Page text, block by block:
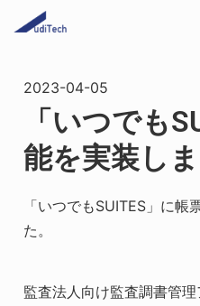
2023-04-05
「いつでも
能を実装し
「いつでもSUITES」に
た。
監査法人向け監査調書管理